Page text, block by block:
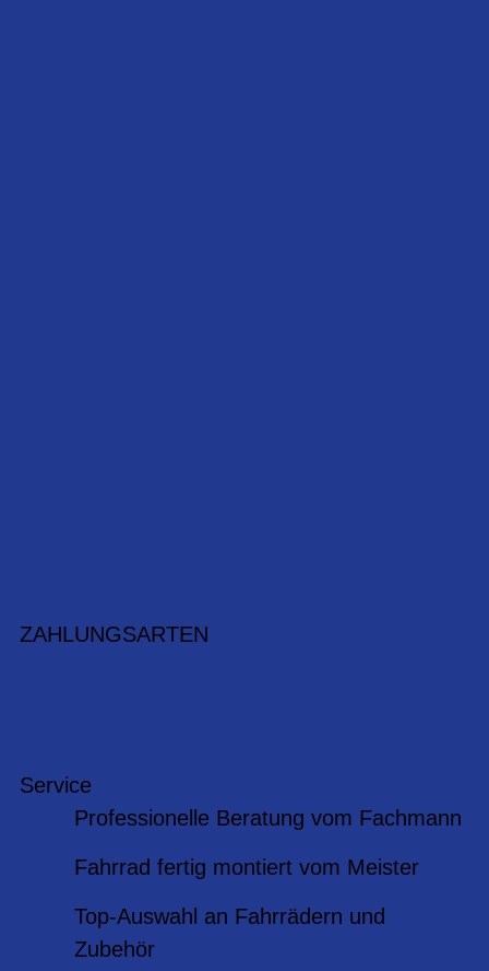
ZAHLUNGSARTEN
Service
Professionelle Beratung vom Fachmann
Fahrrad fertig montiert vom Meister
Top-Auswahl an Fahrrädern und
Zubehör